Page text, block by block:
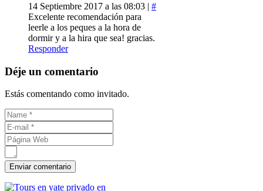
14 Septiembre 2017 a las 08:03 | #
Excelente recomendación para
leerle a los peques a la hora de
dormir y a la hira que sea! gracias.
Responder
Déje un comentario
Estás comentando como invitado.